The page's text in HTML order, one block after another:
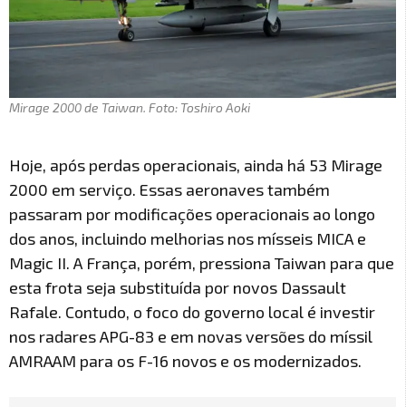
Mirage 2000 de Taiwan. Foto: Toshiro Aoki
Hoje, após perdas operacionais, ainda há 53 Mirage
2000 em serviço. Essas aeronaves também
passaram por modificações operacionais ao longo
dos anos, incluindo melhorias nos mísseis MICA e
Magic II. A França, porém, pressiona Taiwan para que
esta frota seja substituída por novos Dassault
Rafale. Contudo, o foco do governo local é investir
nos radares APG-83 e em novas versões do míssil
AMRAAM para os F-16 novos e os modernizados.